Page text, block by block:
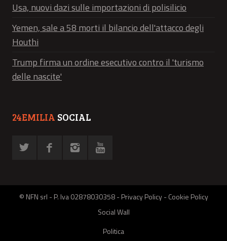
Usa, nuovi dazi sulle importazioni di polisilicio
Yemen, sale a 58 morti il bilancio dell'attacco degli
Houthi
Trump firma un ordine esecutivo contro il 'turismo
delle nascite'
24EMILIA SOCIAL
© NFN srl - P. Iva 02878030358 -Privacy Policy-Cookie Policy
Social Wall
Politica